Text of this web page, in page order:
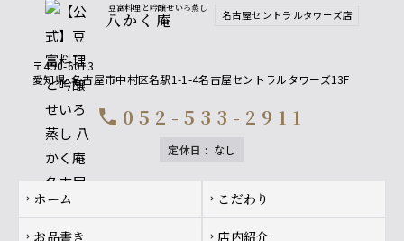
豆富料理と吟醸せいろ蒸し
八かく庵 名古屋セントラルタワーズ店
〒450-6013
愛知県 名古屋市中村区名駅1-1-4名古屋セントラルタワーズ13F
call 052-533-2911
定休日 : なし
Footer navigation
chevron_right ホーム chevron_right こだわり
chevron_right お品書き chevron_right 店内紹介